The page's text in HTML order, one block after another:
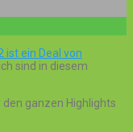
ist ein Deal von
sind in diesem
ganzen Highlights